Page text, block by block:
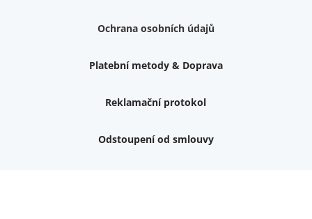
Ochrana osobních údajů
Platební metody & Doprava
Reklamační protokol
Odstoupení od smlouvy